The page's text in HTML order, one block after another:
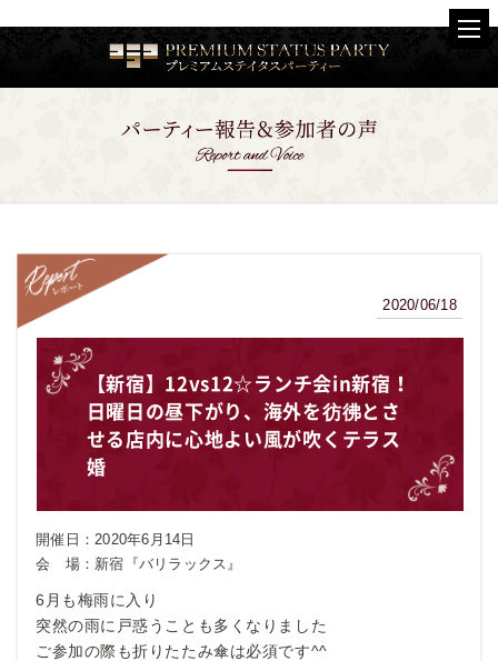
レポート
2020/06/18
【新宿】12vs12☆ランチ会in新宿！
日曜日の昼下がり、海外を彷彿とさ
せる店内に心地よい風が吹くテラス
婚
開催日：2020年6月14日
会 場： 新宿『バリラックス』
6月も梅雨に入り
突然の雨に戸惑うことも多くなりました
ご参加の際も折りたたみ傘は必須です^^